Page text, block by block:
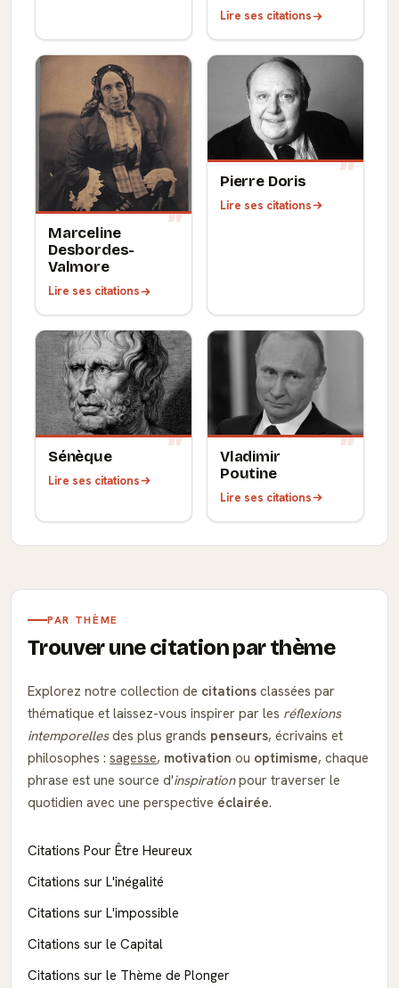
Lire ses citations
Marceline
Desbordes-
Valmore
Lire ses citations
Pierre Doris
Lire ses citations
Sénèque
Lire ses citations
Vladimir
Poutine
Lire ses citations
PAR THÈME
Trouver une citation par thème
Explorez notre collection de citations classées par
thématique et laissez-vous inspirer par les réflexions
intemporellesdes plus grands penseurs, écrivains et
philosophes : sagesse, motivation ou optimisme, chaque
phrase est une source d'inspirationpour traverser le
quotidien avec une perspective éclairée.
Citations Pour Être Heureux
Citations sur L'inégalité
Citations sur L'impossible
Citations sur le Capital
Citations sur le Thème de Plonger